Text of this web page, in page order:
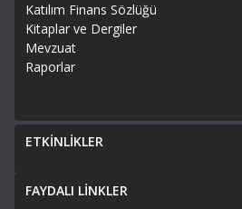
Katılım Finans Sözlüğü
Kitaplar ve Dergiler
Mevzuat
Raporlar
ETKİNLİKLER
FAYDALI LİNKLER